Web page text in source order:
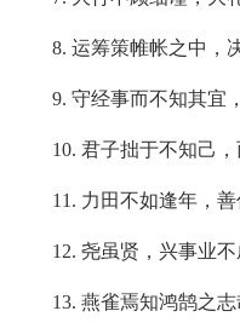
8. 运筹策帷帐之中，
9. 守经事而不知其宜
10. 君子拙于不知己，
11. 力田不如逢年，善
12. 尧虽贤，兴事业
13. 燕雀焉知鸿鹄之志